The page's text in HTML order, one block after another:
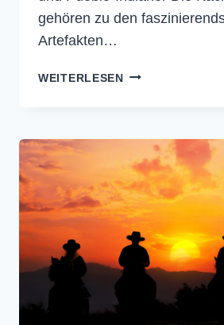
gehören zu den
Artefakten…
WEITERLESENKACHINA-